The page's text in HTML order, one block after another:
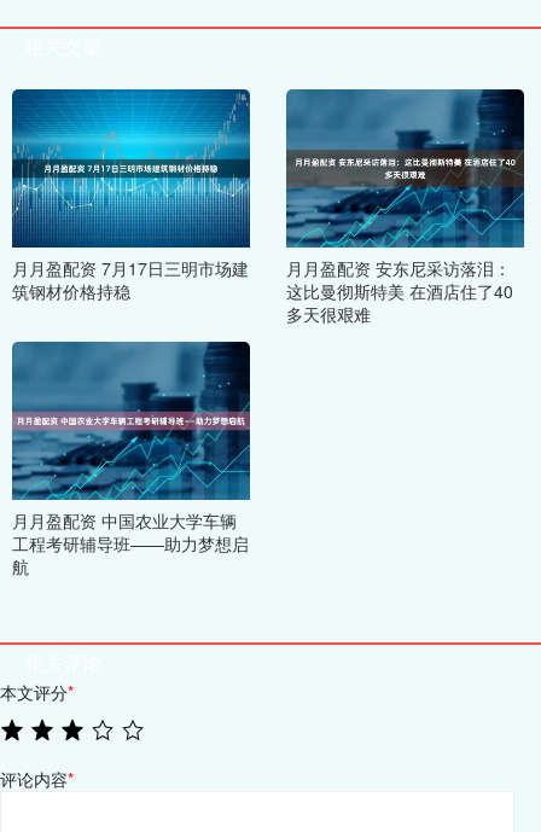
月月盈配资 7月17日三明市场建
筑钢材价格持稳
月月盈配资 安东尼采访落泪：
这比曼彻斯特美 在酒店住了40
多天很艰难
月月盈配资 中国农业大学车辆
工程考研辅导班——助力梦想启
航
本文评分*
评论内容*